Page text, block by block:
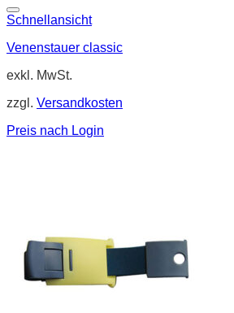
Schnellansicht
Venenstauer classic
exkl. MwSt.
zzgl. Versandkosten
Preis nach Login